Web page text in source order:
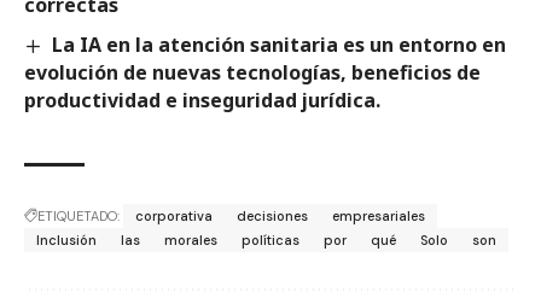
La IA en la atención sanitaria es un entorno en
evolución de nuevas tecnologías, beneficios de
productividad e inseguridad jurídica.
ETIQUETADO: corporativa decisiones
empresariales
Inclusión
las morales políticas por qué Solo son